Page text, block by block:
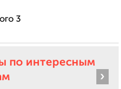
3
по интересным
›